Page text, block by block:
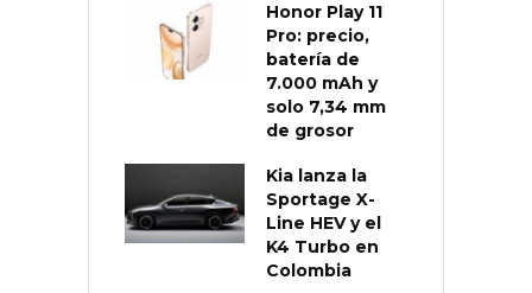
Honor Play 11
Pro: precio,
batería de
7.000 mAh y
solo 7,34 mm
de grosor
Kia lanza la
Sportage X-
Line HEV y el
K4 Turbo en
Colombia